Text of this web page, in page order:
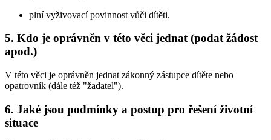
plní vyživovací povinnost vůči dítěti.
5. Kdo je oprávněn v této věci jednat (podat žádost
apod.)
V této věci je oprávněn jednat zákonný zástupce dítěte nebo
opatrovník (dále též "žadatel").
6. Jaké jsou podmínky a postup pro řešení životní
situace